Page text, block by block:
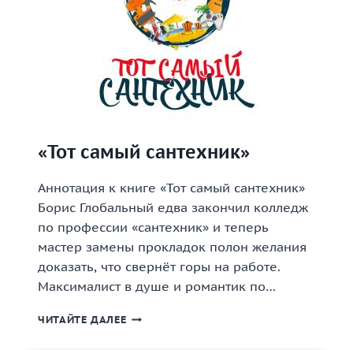
«Тот самый сантехник»
Аннотация к книге «Тот самый сантехник»
Борис Глобальный едва закончил колледж
по профессии «сантехник» и теперь
мастер замены прокладок полон желания
доказать, что свернёт горы на работе.
Максималист в душе и романтик по…
ЧИТАЙТЕ ДАЛЕЕ «ТОТ